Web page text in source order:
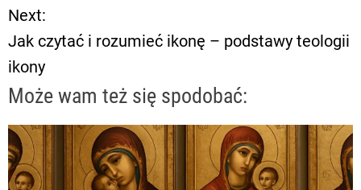
w
i
g
a
c
Next:
Jak czytać i rozumieć ikonę – podstawy teologii
ikony
Może wam też się spodobać: